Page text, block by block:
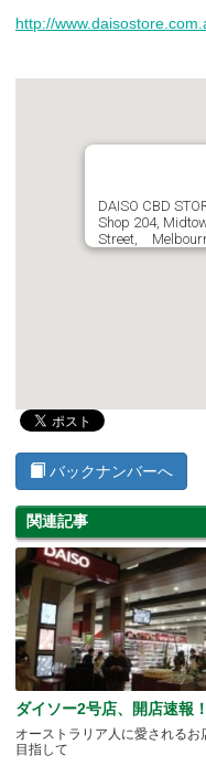
http://
DAISO CBD
Shop 204,
Street,
バックナンバーへ
関連記事
ダイソー2号店、開店速報！
オーストラリア人に愛されるお
目指して